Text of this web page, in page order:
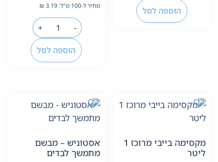
הוספה לסל מחיר ל-100 מ"ל: ₪ 3.19
-
+
הוספה לסל
מקסימה בייבי מרוכז 1
ליטר
אסטוניש – מבשם
מתמשך לבדים